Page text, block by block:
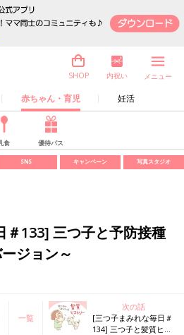
赤ちゃん・育児 妊活
SHOP 内祝い メニュー
食 優待パス
SNS キャンペーン 写真スタジオ
＃133] 三つ子と予防接種
ジョン～
一覧
次の話
[三つ子まみれな毎日＃
134] 三つ子と髪質ヒス